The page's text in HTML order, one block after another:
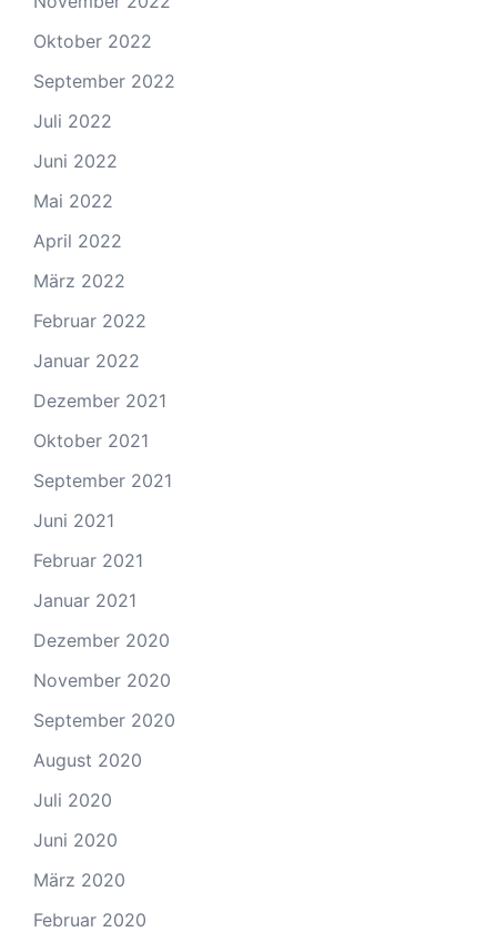
Oktober 2022
September 2022
Juli 2022
Juni 2022
Mai 2022
April 2022
März 2022
Februar 2022
Januar 2022
Dezember 2021
Oktober 2021
September 2021
Juni 2021
Februar 2021
Januar 2021
Dezember 2020
November 2020
September 2020
August 2020
Juli 2020
Juni 2020
März 2020
Februar 2020